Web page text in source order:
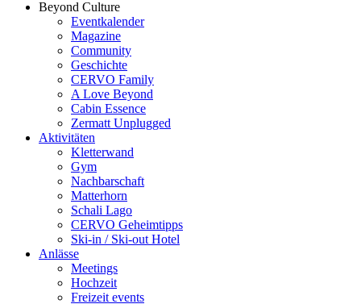
Beyond Culture
Eventkalender
Magazine
Community
Geschichte
CERVO Family
A Love Beyond
Cabin Essence
Zermatt Unplugged
Aktivitäten
Kletterwand
Gym
Nachbarschaft
Matterhorn
Schali Lago
CERVO Geheimtipps
Ski-in / Ski-out Hotel
Anlässe
Meetings
Hochzeit
Freizeit events